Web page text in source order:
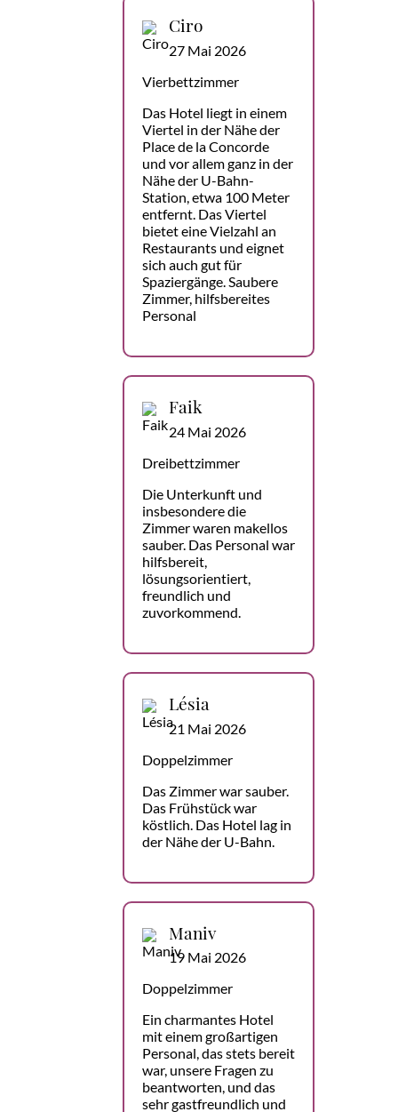
Ciro
27 Mai 2026
Vierbettzimmer
Das Hotel liegt in einem
Viertel in der Nähe der
Place de la Concorde
und vor allem ganz in der
Nähe der U-Bahn-
Station, etwa 100 Meter
entfernt. Das Viertel
bietet eine Vielzahl an
Restaurants und eignet
sich auch gut für
Spaziergänge. Saubere
Zimmer, hilfsbereites
Personal
Faik
24 Mai 2026
Dreibettzimmer
Die Unterkunft und
insbesondere die
Zimmer waren makellos
sauber. Das Personal war
hilfsbereit,
lösungsorientiert,
freundlich und
zuvorkommend.
Lésia
21 Mai 2026
Doppelzimmer
Das Zimmer war sauber.
Das Frühstück war
köstlich. Das Hotel lag in
der Nähe der U-Bahn.
Maniv
19 Mai 2026
Doppelzimmer
Ein charmantes Hotel
mit einem großartigen
Personal, das stets bereit
war, unsere Fragen zu
beantworten, und das
sehr gastfreundlich und